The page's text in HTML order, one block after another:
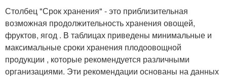
Столбец "Срок хранения" - это приблизительная
возможная продолжительность хранения овощей,
фруктов, ягод . В таблицах приведены минимальные и
максимальные сроки хранения плодоовощной
продукции , которые рекомендуется различными
организациями. Эти рекомендации основаны на данных